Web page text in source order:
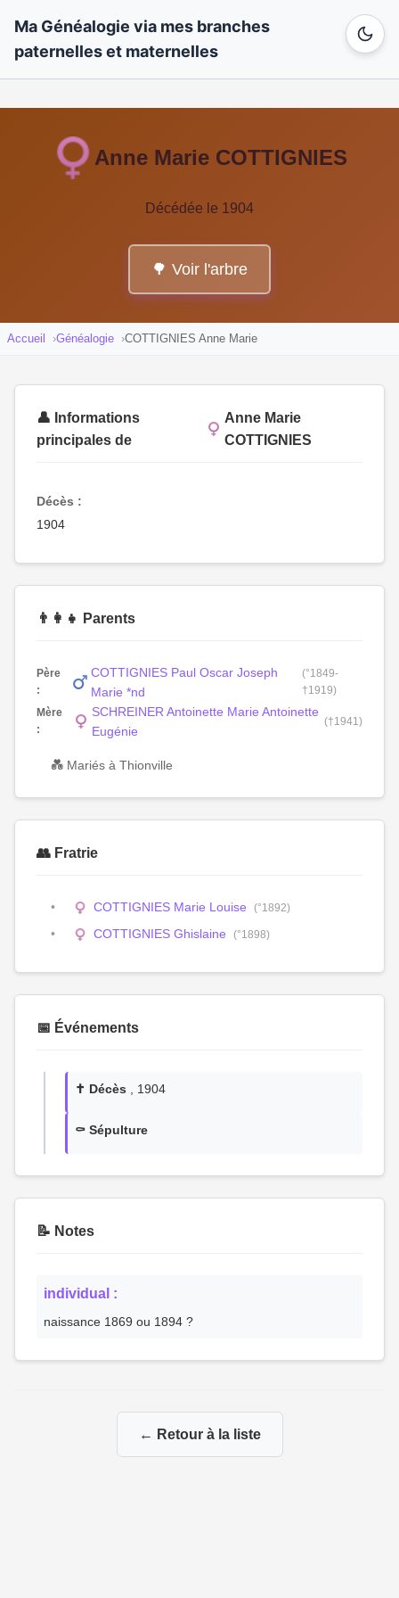
Ma Généalogie via mes branches
paternelles et maternelles
Anne Marie COTTIGNIES
Décédée le 1904
🌳 Voir l'arbre
Accueil Généalogie COTTIGNIES Anne Marie
👤 Informations
principales de
Anne Marie
COTTIGNIES
Décès :
1904
👨‍👩‍👧 Parents
Père
:
COTTIGNIES Paul Oscar Joseph
Marie *nd
(°1849-
†1919)
Mère
:
SCHREINER Antoinette Marie Antoinette
Eugénie
(†1941)
💑 Mariés à Thionville
👥 Fratrie
COTTIGNIES Marie Louise (°1892)
COTTIGNIES Ghislaine (°1898)
📅 Événements
✝️ Décès , 1904
⚰️ Sépulture
📝 Notes
individual :
naissance 1869 ou 1894 ?
← Retour à la liste